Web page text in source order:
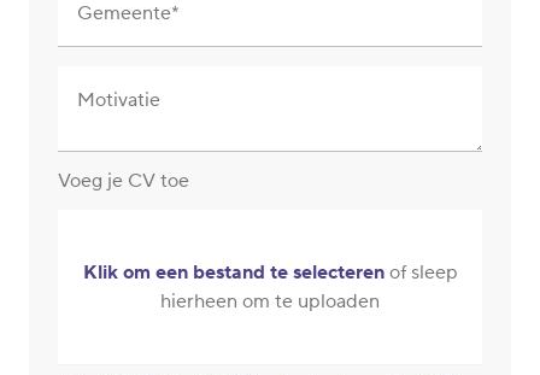
Gemeente
Motivatie
Voeg je CV toe
Klik om een bestand te selecterenof sleep
hierheen om te uploaden